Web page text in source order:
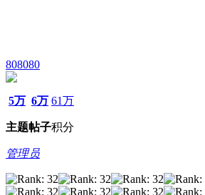
808080
5万
主题
6万
帖子
61万
积分
管理员